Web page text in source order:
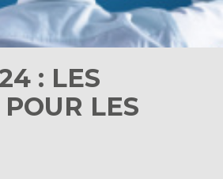
: LES
LES